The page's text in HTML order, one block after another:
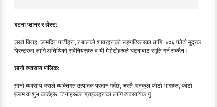
घटना प्लानर र होस्ट:
जस्तै विवाह, जन्मदिन पार्टीहरू, र बालको शावरहरूको सङ्गठिकारका लागि, ४x६ फोटो मुद्रक
प्रिन्टरका लागि अतिथिको सुवेनियरहरू व यी मेमोटोहरूले घटनाबाट स्मृति गर्न सक्दैन।
सानो व्यवसाय मालिक:
सानो व्यवसाय जसले व्यक्तिगत उत्पादक प्रदान गर्दछ, जस्तै अनुकूल फोटो भागहरू, फोटो
एल्बम वा शुभ कार्डहरू, तिनीहरूका ग्राहकहरूका लागि व्यवसायिक गु